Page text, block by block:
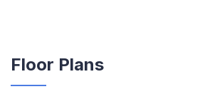
Floor Plans